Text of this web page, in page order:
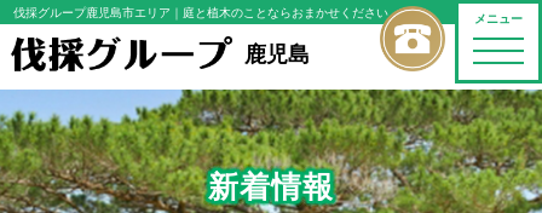
メニュー
toggle
伐採グループ鹿児島市エリア ｜庭と植木のことならおまかせください
鹿児島
新着情報